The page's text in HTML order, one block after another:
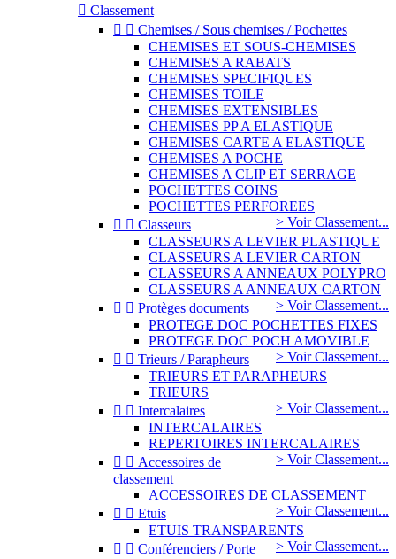
 Classement
  Chemises / Sous chemises / Pochettes
CHEMISES ET SOUS-CHEMISES
CHEMISES A RABATS
CHEMISES SPECIFIQUES
CHEMISES TOILE
CHEMISES EXTENSIBLES
CHEMISES PP A ELASTIQUE
CHEMISES CARTE A ELASTIQUE
CHEMISES A POCHE
CHEMISES A CLIP ET SERRAGE
POCHETTES COINS
POCHETTES PERFOREES
> Voir Classement...
  Classeurs
CLASSEURS A LEVIER PLASTIQUE
CLASSEURS A LEVIER CARTON
CLASSEURS A ANNEAUX POLYPRO
CLASSEURS A ANNEAUX CARTON
> Voir Classement...
  Protèges documents
PROTEGE DOC POCHETTES FIXES
PROTEGE DOC POCH AMOVIBLE
> Voir Classement...
  Trieurs / Parapheurs
TRIEURS ET PARAPHEURS
TRIEURS
> Voir Classement...
  Intercalaires
INTERCALAIRES
REPERTOIRES INTERCALAIRES
> Voir Classement...
  Accessoires de
classement
ACCESSOIRES DE CLASSEMENT
> Voir Classement...
  Etuis
ETUIS TRANSPARENTS
> Voir Classement...
  Conférenciers / Porte